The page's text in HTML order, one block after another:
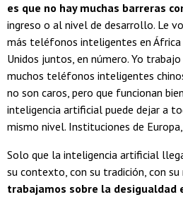
es que no hay muchas barreras
ingreso o al nivel de desarrollo. Le
más teléfonos inteligentes en África
Unidos juntos, en número. Yo
muchos teléfonos inteligentes
no son caros, pero que funcionan
inteligencia artificial puede dejar a
mismo nivel. Instituciones de Europa,
Solo que la inteligencia artificial
su contexto, con su tradición, con su
trabajamos sobre la desigualdad